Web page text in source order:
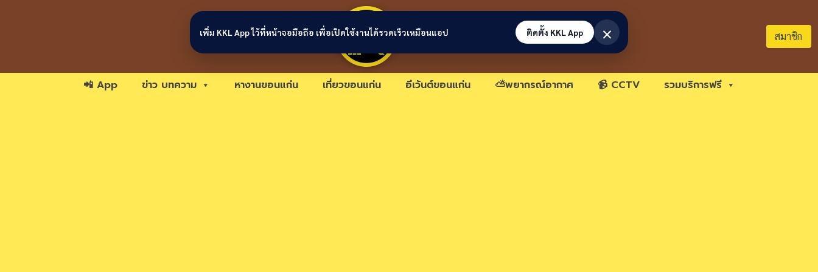
ขอนแก่นลิงก์ สมาชิก
📲 App ข่าว บทความ หางานขอนแก่น เที่ยวขอนแก่น อีเว้นต์ขอนแก่น ⛅พยากรณ์อากาศ 📹 CCTV รวมบริการฟรี
เพิ่ม KKL App ไว้ที่หน้าจอมือถือ เพื่อเปิดใช้งานได้รวดเร็วเหมือนแอป ติดตั้ง KKL App ×